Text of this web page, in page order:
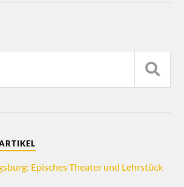
Episches Theater und Lehrstück